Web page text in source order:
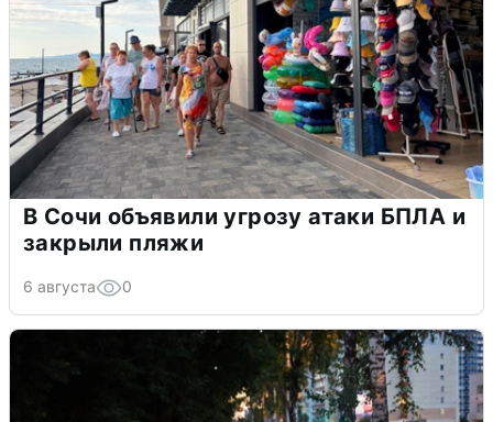
В Сочи объявили угрозу атаки БПЛА и
закрыли пляжи
6 августа 0